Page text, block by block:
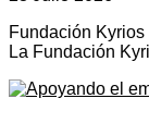
Fundación
La Fundación